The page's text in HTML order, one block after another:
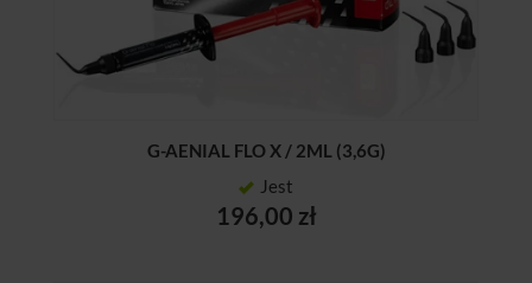
G-AENIAL FLO X / 2ML (3,6G)
Jest
196,00 zł